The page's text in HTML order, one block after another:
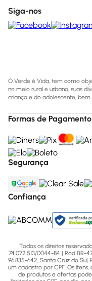
Siga-nos
O Verde é Vida, tem como
no meio rural e urbano, suas
criança e do adolescente,
Formas de Pagamento
Segurança
Confiança
Todos os direitos
74.072.513/0044-84 | Rod BR-
96.835-642, Santa Cruz do
um cadastro por CPF. Os
de produtos e ofertas